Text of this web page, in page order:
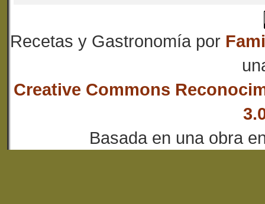
Recetas y Gastronomía por
Creative Commons
Basada en una obra